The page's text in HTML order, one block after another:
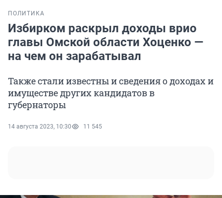
ПОЛИТИКА
Избирком раскрыл доходы врио
главы Омской области Хоценко —
на чем он зарабатывал
Также стали известны и сведения о доходах и
имуществе других кандидатов в
губернаторы
14 августа 2023, 10:30 11 545